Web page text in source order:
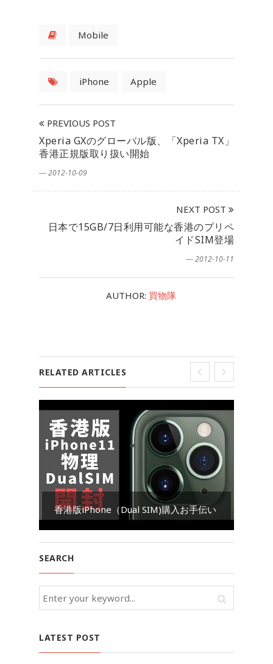
Mobile
iPhone Apple
PREVIOUS POST
Xperia GXのグローバル版、「Xperia TX」
香港正規版取り扱い開始
― 2012-10-09
NEXT POST
日本で15GB/7日利用可能な香港のプリペ
イドSIM登場
― 2012-10-11
AUTHOR: 買物隊
RELATED ARTICLES
香港版iPhone（Dual SIM)購入お手伝い
SEARCH
LATEST POST